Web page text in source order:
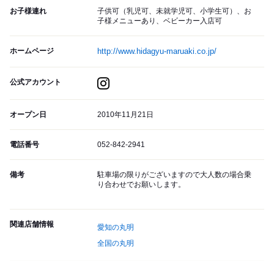
お子様連れ
子供可（乳児可、未就学児可、小学生可）、お
子様メニューあり、ベビーカー入店可
ホームページ http://www.hidagyu-maruaki.co.jp/
公式アカウント
オープン日 2010年11月21日
電話番号 052-842-2941
備考
駐車場の限りがございますので大人数の場合乗
り合わせでお願いします。
関連店舗情報
愛知の丸明
全国の丸明